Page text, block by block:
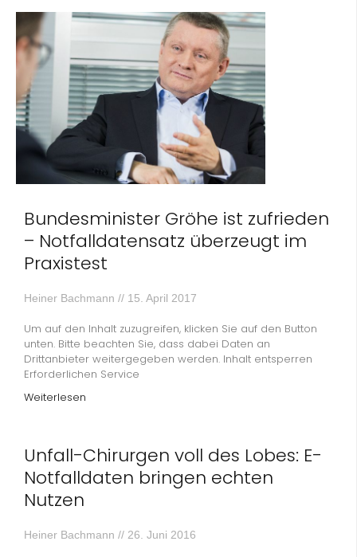
Bundesminister Gröhe ist zufrieden
– Notfalldatensatz überzeugt im
Praxistest
Heiner Bachmann 15. April 2017
Um auf den Inhalt zuzugreifen, klicken Sie auf den Button
unten. Bitte beachten Sie, dass dabei Daten an
Drittanbieter weitergegeben werden. Inhalt entsperren
Erforderlichen Service
Weiterlesen
Unfall-Chirurgen voll des Lobes: E-
Notfalldaten bringen echten
Nutzen
Heiner Bachmann 26. Juni 2016